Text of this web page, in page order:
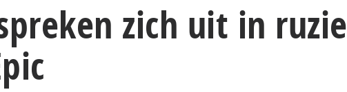
zich uit in ruzie